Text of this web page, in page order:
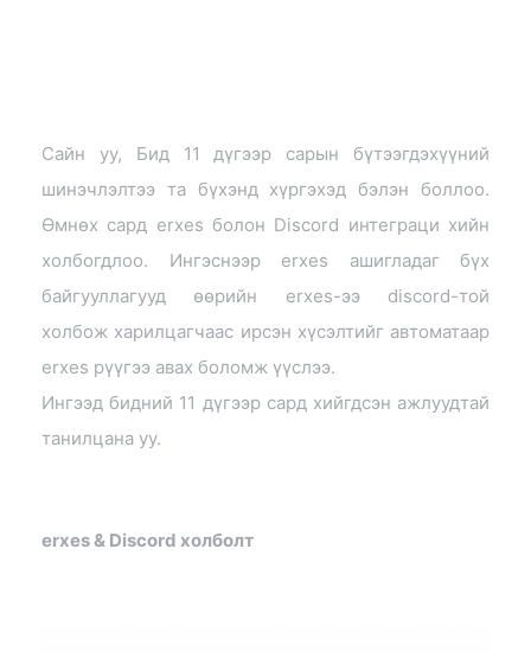
Сайн уу, Бид 11 дүгээр сарын бүтээгдэхүүний
шинэчлэлтээ та бүхэнд хүргэхэд бэлэн боллоо.
Өмнөх сард erxes болон Discord интеграци хийн
холбогдлоо. Ингэснээр erxes ашигладаг бүх
байгууллагууд өөрийн erxes-ээ discord-той
холбож харилцагчаас ирсэн хүсэлтийг автоматаар
erxes рүүгээ авах боломж үүслээ.
Ингээд бидний 11 дүгээр сард хийгдсэн ажлуудтай
танилцана уу.
erxes & Discord холболт